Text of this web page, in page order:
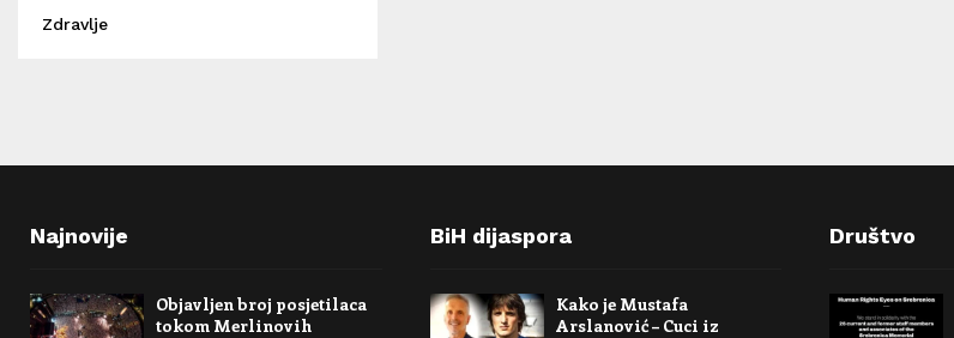
Zdravlje
Najnovije
Objavljen broj posjetilaca
tokom Merlinovih
BiH dijaspora
Kako je Mustafa
Arslanović – Cuci iz
Društvo